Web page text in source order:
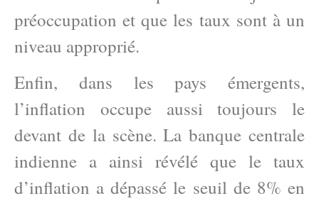
préoccupation et que les taux sont à un
niveau approprié.
Enfin, dans les pays émergents,
l’inflation occupe aussi toujours le
devant de la scène. La banque centrale
indienne a ainsi révélé que le taux
d’inflation a dépassé le seuil de 8% en